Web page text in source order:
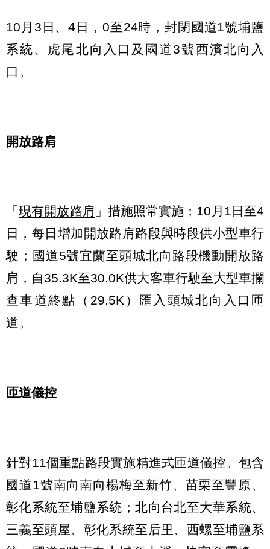
10月3日、4日，0至24時，封閉國道1號埔鹽
系統、虎尾北向入口及國道3號西濱北向入
口。
開放路肩
「現有開放路肩 」措施照常實施；10月1日至4
日，每日增加開放路肩路段與時段供小型車行
駛；國道5號宜蘭至頭城北向路段機動開放路
肩，自35.3K至30.0K供大客車行駛至大型車攔
查車道終點（29.5K）匯入頭城北向入口匝
道。
匝道儀控
針對11個重點路段實施精進式匝道儀控。包含
國道1號南向南向楊梅至新竹、苗栗至豐原、
彰化系統至埔鹽系統；北向台北至大華系統、
三義至頭屋、彰化系統至后里、西螺至埔鹽系